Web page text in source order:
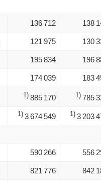
136 712 138
121 975 130
195 834 196
174 039 183
1) 885 170 1) 785
1) 3 674 549 1) 3 203
590 266 556
821 776 842